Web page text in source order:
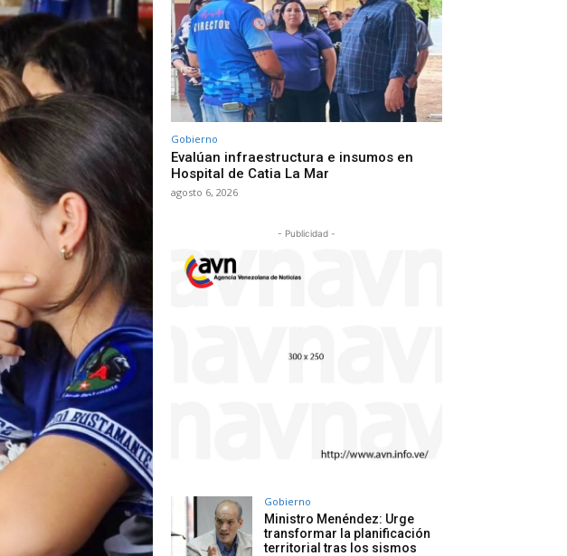
Gobierno
Evalúan infraestructura e insumos en
Hospital de Catia La Mar
agosto 6, 2026
- Publicidad -
Gobierno
Ministro Menéndez: Urge
transformar la planificación
territorial tras los sismos